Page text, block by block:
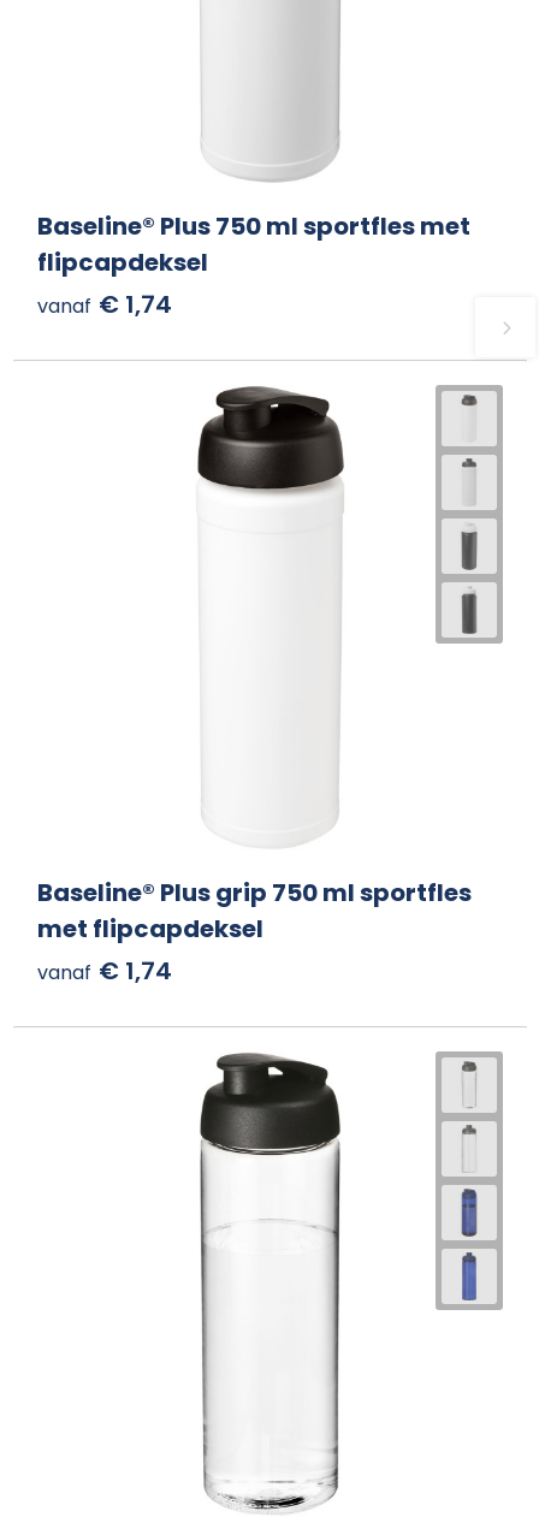
Baseline® Plus 750 ml sportfles met
flipcapdeksel
vanaf € 1,74
Baseline® Plus grip 750 ml sportfles
met flipcapdeksel
vanaf € 1,74